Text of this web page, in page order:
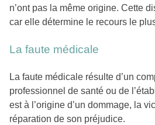
n’ont pas la même origine. Cette
car elle détermine le recours le
La faute médicale
La faute médicale résulte d’un
professionnel de santé ou de
est à l’origine d’un dommage, la
réparation de son préjudice.